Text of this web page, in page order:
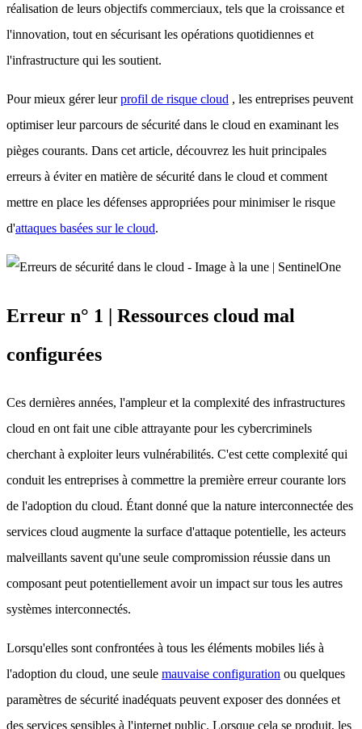
réalisation de leurs objectifs commerciaux, tels que la croissance et
l'innovation, tout en sécurisant les opérations quotidiennes et
l'infrastructure qui les soutient.
Pour mieux gérer leurprofil de risque cloud , les entreprises peuvent
optimiser leur parcours de sécurité dans le cloud en examinant les
pièges courants. Dans cet article, découvrez les huit principales
erreurs à éviter en matière de sécurité dans le cloud et comment
mettre en place les défenses appropriées pour minimiser le risque
d'attaques basées sur le cloud.
Erreur n° 1 | Ressources cloud mal
configurées
Ces dernières années, l'ampleur et la complexité des infrastructures
cloud en ont fait une cible attrayante pour les cybercriminels
cherchant à exploiter leurs vulnérabilités. C'est cette complexité qui
conduit les entreprises à commettre la première erreur courante lors
de l'adoption du cloud. Étant donné que la nature interconnectée des
services cloud augmente la surface d'attaque potentielle, les acteurs
malveillants savent qu'une seule compromission réussie dans un
composant peut potentiellement avoir un impact sur tous les autres
systèmes interconnectés.
Lorsqu'elles sont confrontées à tous les éléments mobiles liés à
l'adoption du cloud, une seule mauvaise configuration ou quelques
paramètres de sécurité inadéquats peuvent exposer des données et
des services sensibles à l'internet public. Lorsque cela se produit, les